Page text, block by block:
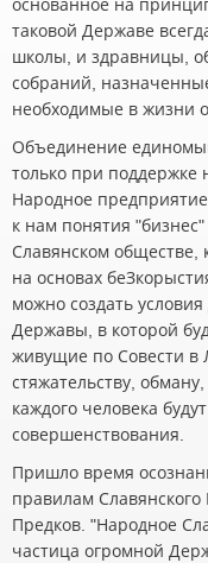
основанное на
таковой Державе
школы, и здравницы,
собраний,
необходимые в жизни
Объединение
только при поддержке
Народное
к нам понятия
Славянском
на основах
можно создать
Державы, в которой
живущие по Совести в
стяжательству,
каждого человека
совершенствования.
Пришло время
правилам
Предков. "Народное
частица огромной